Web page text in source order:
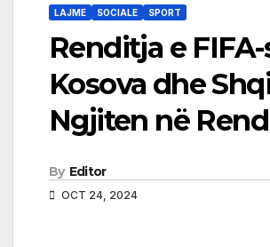
LAJME SOCIALE SPORT
Renditja e FIFA-
Kosova dhe
Ngjiten në
By Editor
OCT 24, 2024